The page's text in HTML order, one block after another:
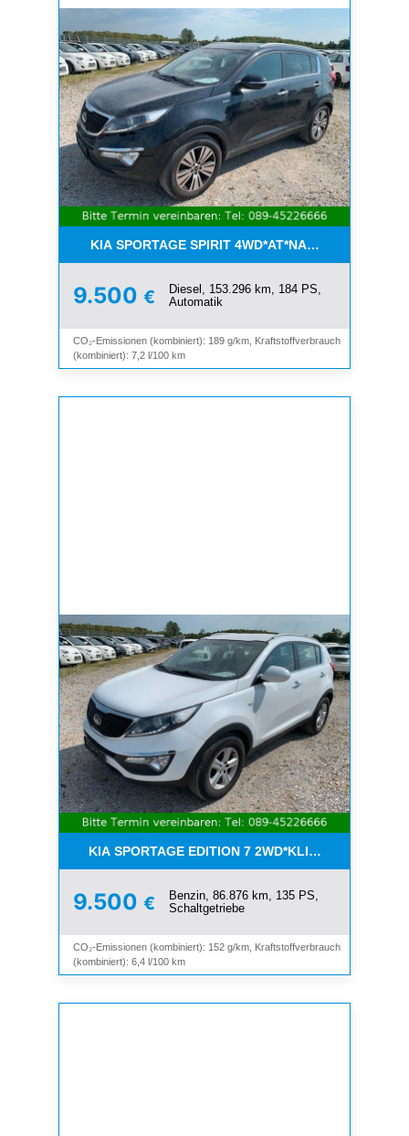
KIA SPORTAGE SPIRIT 4WD*AT*NAVI*8-
9.500 €
Diesel, 153.296 km, 184 PS,
Automatik
CO₂-Emissionen (kombiniert): 189 g/km, Kraftstoffverbrauch
(kombiniert): 7,2 l/100 km
KIA SPORTAGE EDITION 7
9.500 €
Benzin, 86.876 km, 135 PS,
Schaltgetriebe
CO₂-Emissionen (kombiniert): 152 g/km, Kraftstoffverbrauch
(kombiniert): 6,4 l/100 km